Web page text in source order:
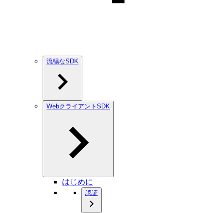
流暢なSDK
WebクライアントSDK
はじめに
認証